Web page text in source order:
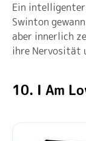
Ein
Swinton
aber innerlich
ihre Nervosität
10. I Am